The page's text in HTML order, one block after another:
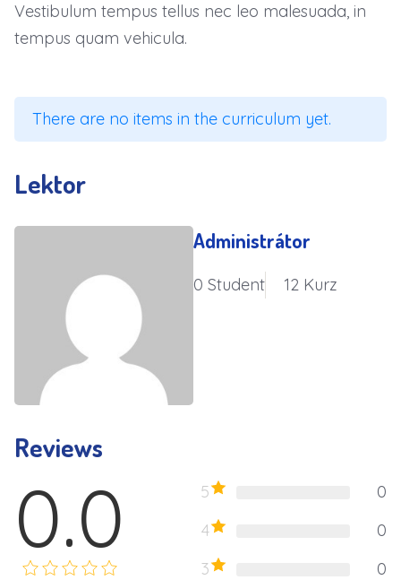
Vestibulum tempus tellus nec leo malesuada, in
tempus quam vehicula.
There are no items in the curriculum yet.
Lektor
Administrátor
0 Student 12 Kurz
Reviews
0.0 5
0
4
0
3
0